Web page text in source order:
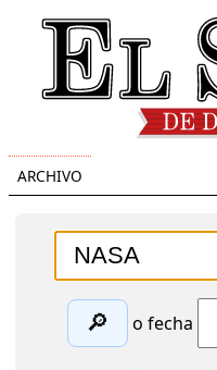
ARCHIVO
🔎 o fecha